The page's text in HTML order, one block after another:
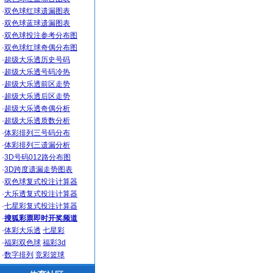
·双色球红球遗漏图表
·双色球蓝球遗漏图表
·双色球投注参考分布图
·双色球红球奇偶分布图
·超级大乐透历史号码
·超级大乐透号码冷热
·超级大乐透前区走势
·超级大乐透后区走势
·超级大乐透奇偶分析
·超级大乐透质数分析
·体彩排列三号码分布
·体彩排列三遗漏分析
·3D号码012路分布图
·3D跨度遗漏走势图表
·双色球复式投注计算器
·大乐透复式投注计算器
·七星彩复式投注计算器
·搜狐彩票即时开奖频道
·体彩大乐透 七星彩
·福彩双色球 福彩3d
·数字排列 竞彩篮球